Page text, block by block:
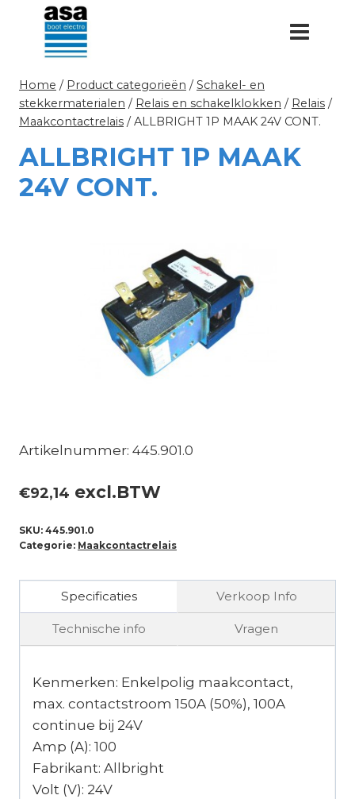
Doorgaan
inhoud
Home / Product categorieën / Schakel- en
stekkermaterialen / Relais en schakelklokken / Relais /
Maakcontactrelais / ALLBRIGHT 1P MAAK 24V CONT.
ALLBRIGHT 1P MAAK
24V CONT.
Artikelnummer: 445.901.0
€92,14 excl.BTW
SKU: 445.901.0
Categorie: Maakcontactrelais
Specificaties Verkoop Info
Technische info Vragen
Kenmerken: Enkelpolig maakcontact,
max. contactstroom 150A (50%), 100A
continue bij 24V
Amp (A): 100
Fabrikant: Allbright
Volt (V): 24V